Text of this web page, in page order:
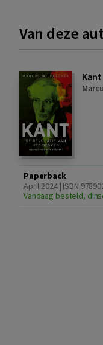
Van deze
Kant
Paperback
April 2024 | ISBN
Vandaag besteld,